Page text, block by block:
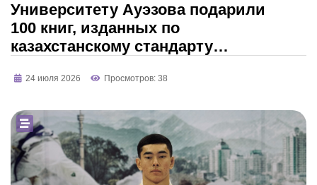
Университету Ауэзова подарили
100 книг, изданных по
казахстанскому стандарту
24 июля 2026 Просмотров: 38